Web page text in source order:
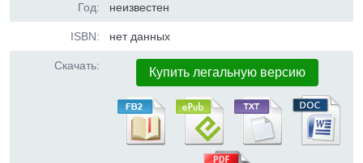
Год: неизвестен
ISBN: нет данных
Скачать: Купить легальную версию